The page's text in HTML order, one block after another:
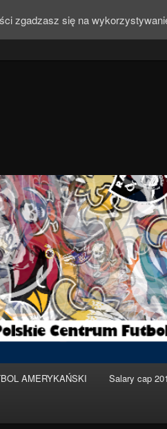
AMERYKAŃSKI Salary cap
zgadzasz się na